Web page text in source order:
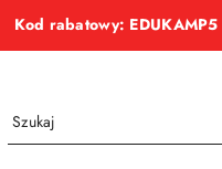
Kod rabatowy: EDUKAMP5